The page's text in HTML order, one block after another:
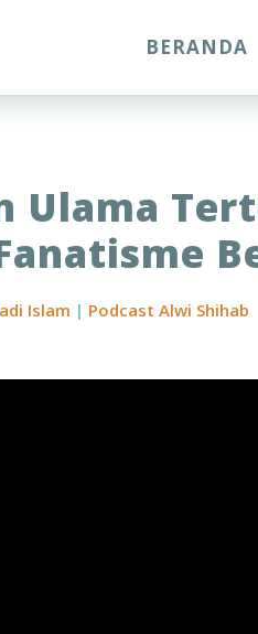
BERANDA
Ulama
Islam | Podcast Alwi Shihab